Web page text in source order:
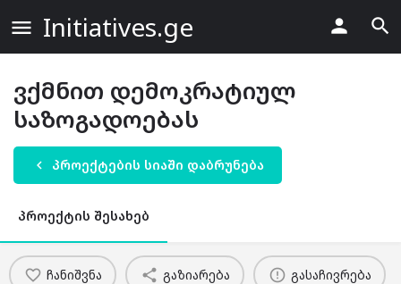
Initiatives.ge
ვქმნით დემოკრატიულ
საზოგადოებას
პროექტების სიაში დაბრუნება
პროექტის შესახებ
ჩანიშვნა გაზიარება გასაჩივრება